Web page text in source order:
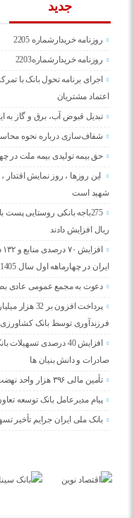
جدید
روزنامه خریدارشماره 2205
روزنامه خریدارشماره2203
اجرای برنامه تحول بانک با
اعتماد مشتریان
تبدیل قبوض آب، برق و گاز به
شفاف‌سازی درباره نحوه
حق بیمه تولیدی بیمه ملت در چهار
این روزها ، روز نمایش
شهید است
ریال افزایش دادند
ایران در چهارماهه اول سال 1405
دعوت به مجمع عمومی عادی
پرداخت
فرزندآوری توسط بانک کشاورزی
افزایش 40 درصدی
صادرات و دانش بنیان ها
تأمین مالی ۳۹۶ هزار واحد نهضت ملی توسط بانک مسکن
پیام مدیرعامل بانک توسعه تعاون به مناسبت 15
بانک ملی ایران جرایم تأخیر